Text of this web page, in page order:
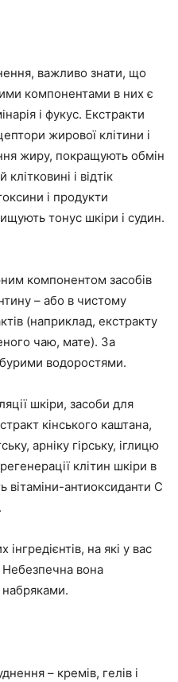
важливо знати, що
компонентами в них є
і фукус. Екстракти
жирової клітини і
жиру, покращують обмін
і відтік
і продукти
тонус шкіри і судин.
компонентом засобів
– або в чистому
(наприклад, екстракту
чаю, мате). За
водоростями.
шкіри, засоби для
кінського каштана,
арніку гірську, іглицю
клітин шкіри в
вітаміни-антиоксиданти С
інгредієнтів, на які у вас
вона
– кремів, гелів і